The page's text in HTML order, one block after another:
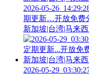
2026-05-
期更新…开放免费
新加坡|台湾|马来
2026-05-